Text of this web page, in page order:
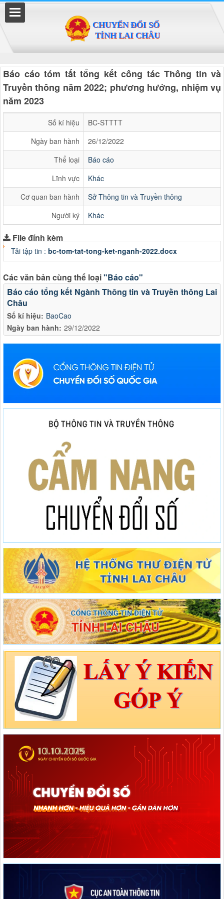
Báo cáo tóm tắt tổng kết công tác Thông tin và
Truyền thông năm 2022; phương hướng, nhiệm vụ
năm 2023
Số kí hiệu
BC-STTTT
Ngày ban hành
26/12/2022
Thể loại
Báo cáo
Lĩnh vực
Khác
Cơ quan ban hành
Sở Thông tin và Truyền thông
Người ký
Khác
File đính kèm
Tải tập tin : bc-tom-tat-tong-ket-nganh-2022.docx
Các văn bản cùng thể loại"Báo cáo"
Số kí hiệu: BaoCao
Ngày ban hành: 29/12/2022
Báo cáo tổng kết Ngành Thông tin và Truyền thông Lai
Châu
Đã kết nối EMC